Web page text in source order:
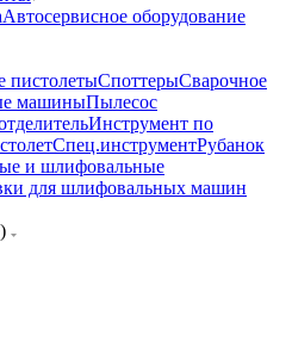
Автосервисное оборудование
пистолетыСпоттерыСварочное
машиныПылесос
Инструмент по
Спец.инструментРубанок
и шлифовальные
для шлифовальных машин